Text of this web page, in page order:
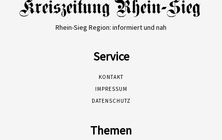
Rhein-Sieg Region: informiert und nah
Service
KONTAKT
IMPRESSUM
DATENSCHUTZ
Themen